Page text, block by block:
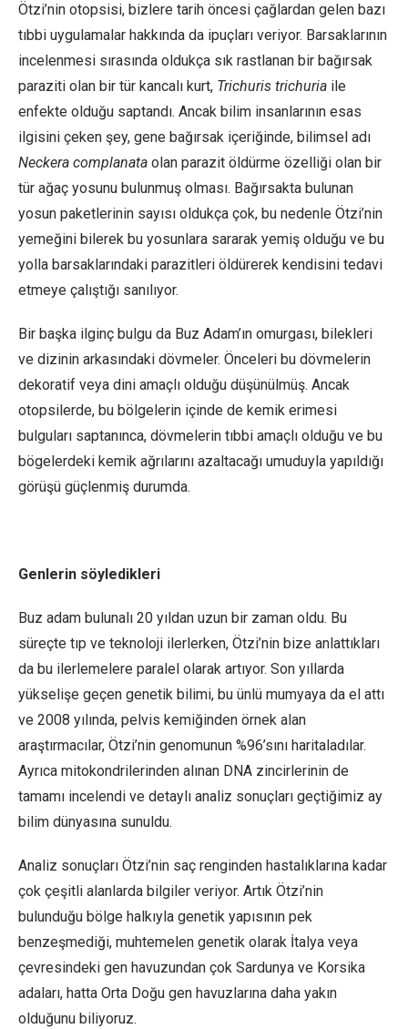
Ötzi’nin otopsisi, bizlere tarih öncesi çağlardan gelen bazı
tıbbi uygulamalar hakkında da ipuçları veriyor. Barsaklarının
incelenmesi sırasında oldukça sık rastlanan bir bağırsak
paraziti olan bir tür kancalı kurt, Trichuris trichuria ile
enfekte olduğu saptandı. Ancak bilim insanlarının esas
ilgisini çeken şey, gene bağırsak içeriğinde, bilimsel adı
Neckera complanata olan parazit öldürme özelliği olan bir
tür ağaç yosunu bulunmuş olması. Bağırsakta bulunan
yosun paketlerinin sayısı oldukça çok, bu nedenle Ötzi’nin
yemeğini bilerek bu yosunlara sararak yemiş olduğu ve bu
yolla barsaklarındaki parazitleri öldürerek kendisini tedavi
etmeye çalıştığı sanılıyor.
Bir başka ilginç bulgu da Buz Adam’ın omurgası, bilekleri
ve dizinin arkasındaki dövmeler. Önceleri bu dövmelerin
dekoratif veya dini amaçlı olduğu düşünülmüş. Ancak
otopsilerde, bu bölgelerin içinde de kemik erimesi
bulguları saptanınca, dövmelerin tıbbi amaçlı olduğu ve bu
bögelerdeki kemik ağrılarını azaltacağı umuduyla yapıldığı
görüşü güçlenmiş durumda.
Genlerin söyledikleri
Buz adam bulunalı 20 yıldan uzun bir zaman oldu. Bu
süreçte tıp ve teknoloji ilerlerken, Ötzi’nin bize anlattıkları
da bu ilerlemelere paralel olarak artıyor. Son yıllarda
yükselişe geçen genetik bilimi, bu ünlü mumyaya da el attı
ve 2008 yılında, pelvis kemiğinden örnek alan
araştırmacılar, Ötzi’nin genomunun %96’sını haritaladılar.
Ayrıca mitokondrilerinden alınan DNA zincirlerinin de
tamamı incelendi ve detaylı analiz sonuçları geçtiğimiz ay
bilim dünyasına sunuldu.
Analiz sonuçları Ötzi’nin saç renginden hastalıklarına kadar
çok çeşitli alanlarda bilgiler veriyor. Artık Ötzi’nin
bulunduğu bölge halkıyla genetik yapısının pek
benzeşmediği, muhtemelen genetik olarak İtalya veya
çevresindeki gen havuzundan çok Sardunya ve Korsika
adaları, hatta Orta Doğu gen havuzlarına daha yakın
olduğunu biliyoruz.